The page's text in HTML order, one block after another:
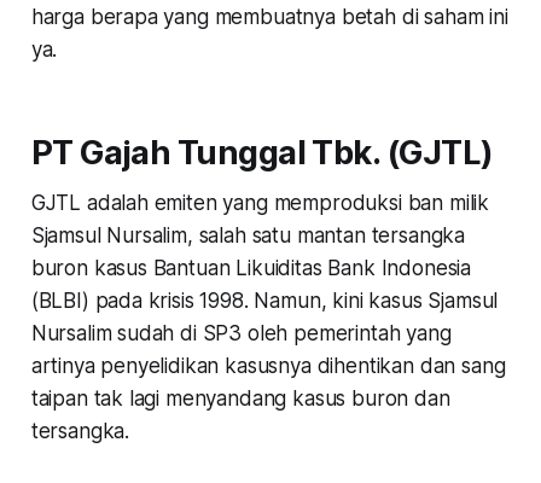
harga berapa yang membuatnya betah di saham ini
ya.
PT Gajah Tunggal Tbk. (GJTL)
GJTL adalah emiten yang memproduksi ban milik
Sjamsul Nursalim, salah satu mantan tersangka
buron kasus Bantuan Likuiditas Bank Indonesia
(BLBI) pada krisis 1998. Namun, kini kasus Sjamsul
Nursalim sudah di SP3 oleh pemerintah yang
artinya penyelidikan kasusnya dihentikan dan sang
taipan tak lagi menyandang kasus buron dan
tersangka.